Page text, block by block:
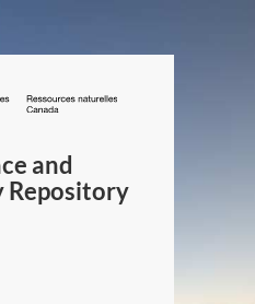
/
Canada
and
Repository